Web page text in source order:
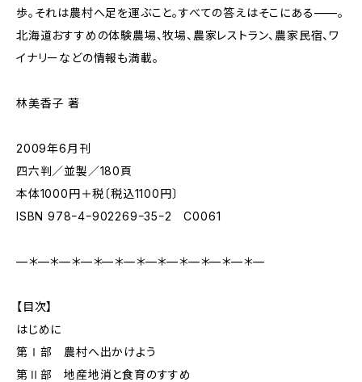
歩。それは農村へ足を運ぶこと。すべての答えはそこにある——。
北海道おすすめの体験農場、牧場、農家レストラン、農家民宿、ワ
イナリーなどの情報も満載。
林美香子 著
2009年6月刊
四六判／並製／180頁
本体1000円＋税〔税込1100円〕
ISBN 978ｰ4ｰ902269ｰ35ｰ2 C0061
—＊—＊—＊—＊—＊—＊—＊—＊—＊—＊—＊—
【目次】
はじめに
第Ⅰ部 農村へ出かけよう
第Ⅱ部 地産地消と食育のすすめ